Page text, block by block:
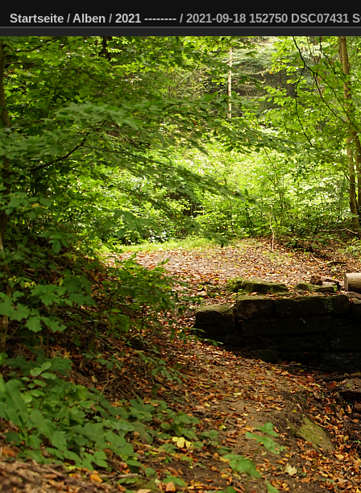
Startseite / Alben / 2021 -------- / 2021-09-18 152750 DSC07431